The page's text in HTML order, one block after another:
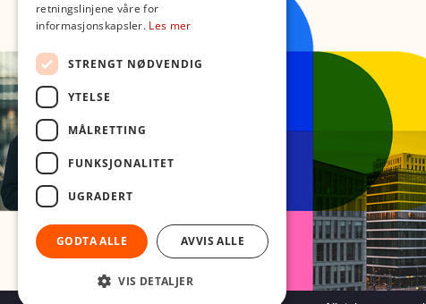
retningslinjene våre for
informasjonskapsler. Les mer
STRENGT NØDVENDIG
YTELSE
MÅLRETTING
FUNKSJONALITET
UGRADERT
GODTA ALLE AVVIS ALLE
VIS DETALJER